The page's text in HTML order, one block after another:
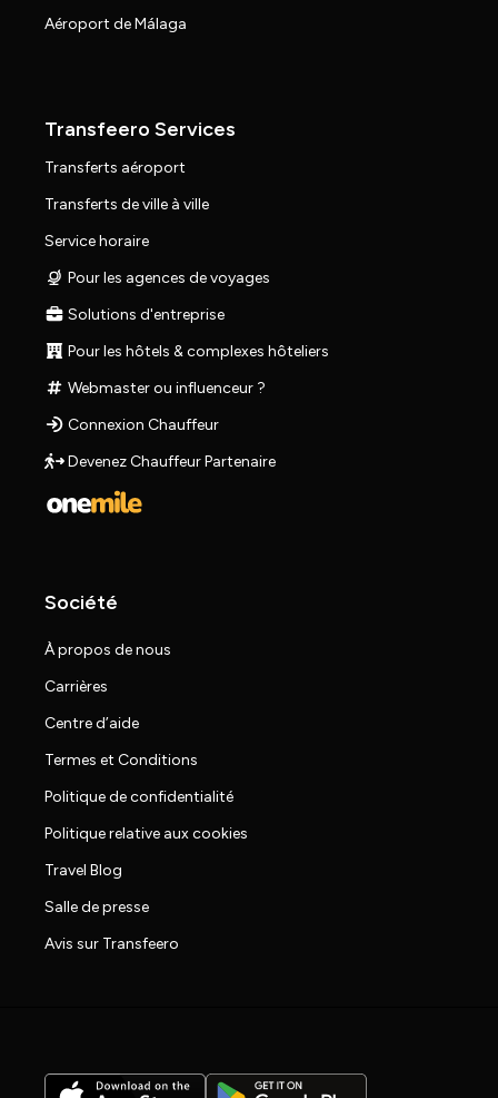
Aéroport de Málaga
Transfeero Services
Transferts aéroport
Transferts de ville à ville
Service horaire
Pour les agences de voyages
Solutions d'entreprise
Pour les hôtels & complexes hôteliers
Webmaster ou influenceur ?
Connexion Chauffeur
Devenez Chauffeur Partenaire
Société
À propos de nous
Carrières
Centre d’aide
Termes et Conditions
Politique de confidentialité
Politique relative aux cookies
Travel Blog
Salle de presse
Avis sur Transfeero